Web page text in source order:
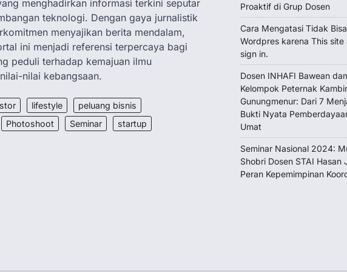
menghadirkan informasi terkini seputar
teknologi. Dengan gaya jurnalistik
menyajikan berita mendalam,
ini menjadi referensi terpercaya bagi
peduli terhadap kemajuan ilmu
nilai kebangsaan.
lifestyle
peluang bisnis
Photoshoot Seminar
startup
Proaktif di Grup Dosen
Cara Mengatasi Tidak
Wordpres karena This
sign in.
Dosen INHAFI Bawean
Kelompok Peternak
Gunungmenur: Dari 7
Bukti Nyata
Umat
Seminar Nasional 2024:
Shobri Dosen STAI Hasan
Peran Kepemimpinan